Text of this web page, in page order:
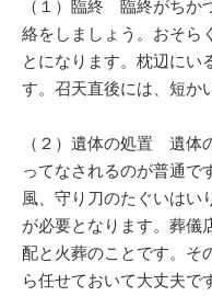
（１）臨終 臨終がちか
絡をしましょう。おそら
とになります。枕辺にい
す。召天直後には、短か
（２）遺体の処置 遺体
ってなされるのが普通で
風、守り刀のたぐいはい
が必要となります。葬儀
配と火葬のことです。そ
ら任せておいて大丈夫で